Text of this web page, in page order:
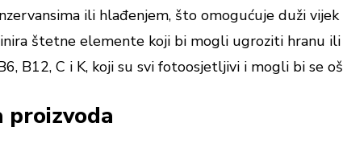
ili hlađenjem, što omogućuje duži
štetne elemente koji bi mogli ugroziti hranu ili
B12, C i K, koji su svi fotoosjetljivi i mogli bi se
proizvoda